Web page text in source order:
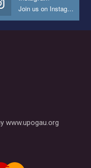
Join us on Instagram
www.upogau.org